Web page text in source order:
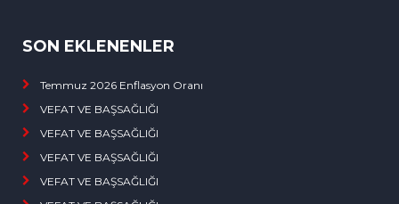
SON EKLENENLER
Temmuz 2026 Enflasyon Oranı
VEFAT VE BAŞSAĞLIĞI
VEFAT VE BAŞSAĞLIĞI
VEFAT VE BAŞSAĞLIĞI
VEFAT VE BAŞSAĞLIĞI